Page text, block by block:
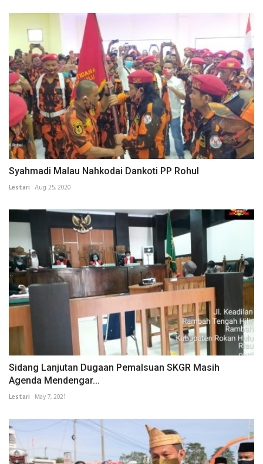
Syahmadi Malau Nahkodai Dankoti PP Rohul
Lestari Aug 25, 2020
Sidang Lanjutan Dugaan Pemalsuan SKGR Masih
Agenda Mendengar...
Lestari May 7, 2021